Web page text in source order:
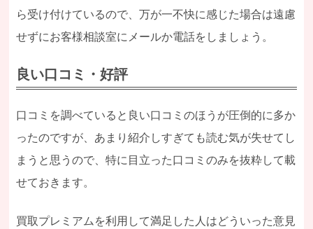
ら受け付けているので、万が一不快に感じた場合は遠慮
せずにお客様相談室にメールか電話をしましょう。
良い口コミ・好評
口コミを調べていると良い口コミのほうが圧倒的に多か
ったのですが、あまり紹介しすぎても読む気が失せてし
まうと思うので、特に目立った口コミのみを抜粋して載
せておきます。
買取プレミアムを利用して満足した人はどういった意見